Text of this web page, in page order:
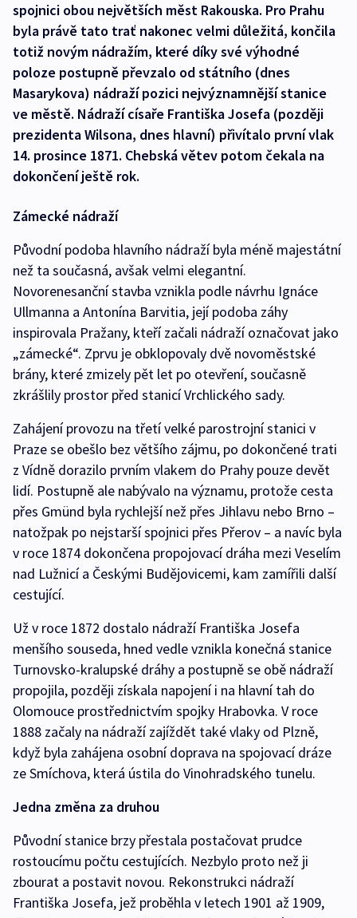
spojnici obou největších měst Rakouska. Pro Prahu
byla právě tato trať nakonec velmi důležitá, končila
totiž novým nádražím, které díky své výhodné
poloze postupně převzalo od státního (dnes
Masarykova) nádraží pozici nejvýznamnější stanice
ve městě. Nádraží císaře Františka Josefa (později
prezidenta Wilsona, dnes hlavní) přivítalo první vlak
14. prosince 1871. Chebská větev potom čekala na
dokončení ještě rok.
Zámecké nádraží
Původní podoba hlavního nádraží byla méně majestátní
než ta současná, avšak velmi elegantní.
Novorenesanční stavba vznikla podle návrhu Ignáce
Ullmanna a Antonína Barvitia, její podoba záhy
inspirovala Pražany, kteří začali nádraží označovat jako
„zámecké“. Zprvu je obklopovaly dvě novoměstské
brány, které zmizely pět let po otevření, současně
zkrášlily prostor před stanicí Vrchlického sady.
Zahájení provozu na třetí velké parostrojní stanici v
Praze se obešlo bez většího zájmu, po dokončené trati
z Vídně dorazilo prvním vlakem do Prahy pouze devět
lidí. Postupně ale nabývalo na významu, protože cesta
přes Gmünd byla rychlejší než přes Jihlavu nebo Brno –
natožpak po nejstarší spojnici přes Přerov – a navíc byla
v roce 1874 dokončena propojovací dráha mezi Veselím
nad Lužnicí a Českými Budějovicemi, kam zamířili další
cestující.
Už v roce 1872 dostalo nádraží Františka Josefa
menšího souseda, hned vedle vznikla konečná stanice
Turnovsko-kralupské dráhy a postupně se obě nádraží
propojila, později získala napojení i na hlavní tah do
Olomouce prostřednictvím spojky Hrabovka. V roce
1888 začaly na nádraží zajíždět také vlaky od Plzně,
když byla zahájena osobní doprava na spojovací dráze
ze Smíchova, která ústila do Vinohradského tunelu.
Jedna změna za druhou
Původní stanice brzy přestala postačovat prudce
rostoucímu počtu cestujících. Nezbylo proto než ji
zbourat a postavit novou. Rekonstrukci nádraží
Františka Josefa, jež proběhla v letech 1901 až 1909,